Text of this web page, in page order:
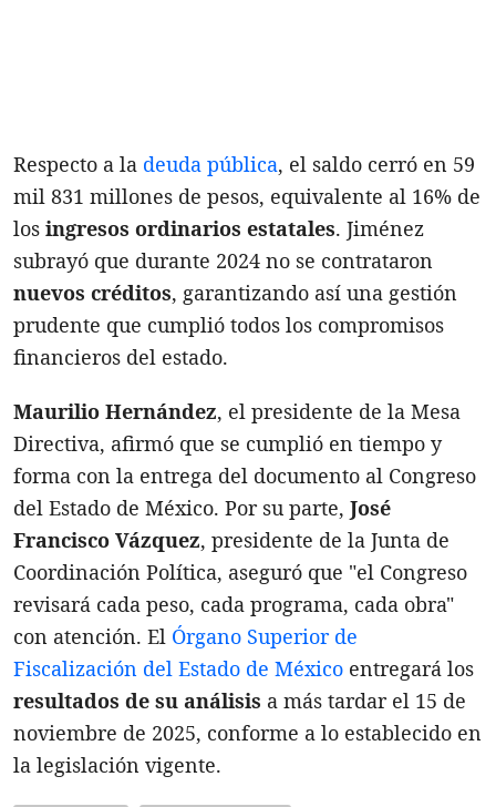
Respecto a la deuda pública, el saldo cerró en 59
mil 831 millones de pesos, equivalente al 16% de
los ingresos ordinarios estatales. Jiménez
subrayó que durante 2024 no se contrataron
nuevos créditos, garantizando así una gestión
prudente que cumplió todos los compromisos
financieros del estado.
Maurilio Hernández, el presidente de la Mesa
Directiva, afirmó que se cumplió en tiempo y
forma con la entrega del documento al Congreso
del Estado de México. Por su parte, José
Francisco Vázquez, presidente de la Junta de
Coordinación Política, aseguró que "el Congreso
revisará cada peso, cada programa, cada obra"
con atención. El Órgano Superior de
Fiscalización del Estado de México entregará los
resultados de su análisis a más tardar el 15 de
noviembre de 2025, conforme a lo establecido en
la legislación vigente.